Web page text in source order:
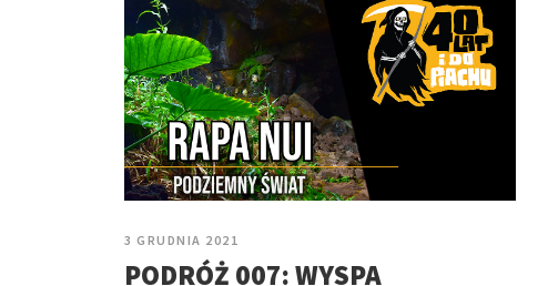
3 GRUDNIA 2021
PODRÓŻ 007: WYSPA